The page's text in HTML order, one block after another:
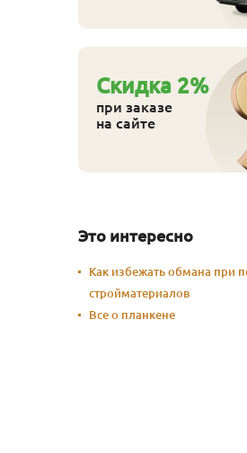
Cкидка 2%
при заказе
на сайте
Это интересно
Как избежать обмана при
стройматериалов
Все о планкене